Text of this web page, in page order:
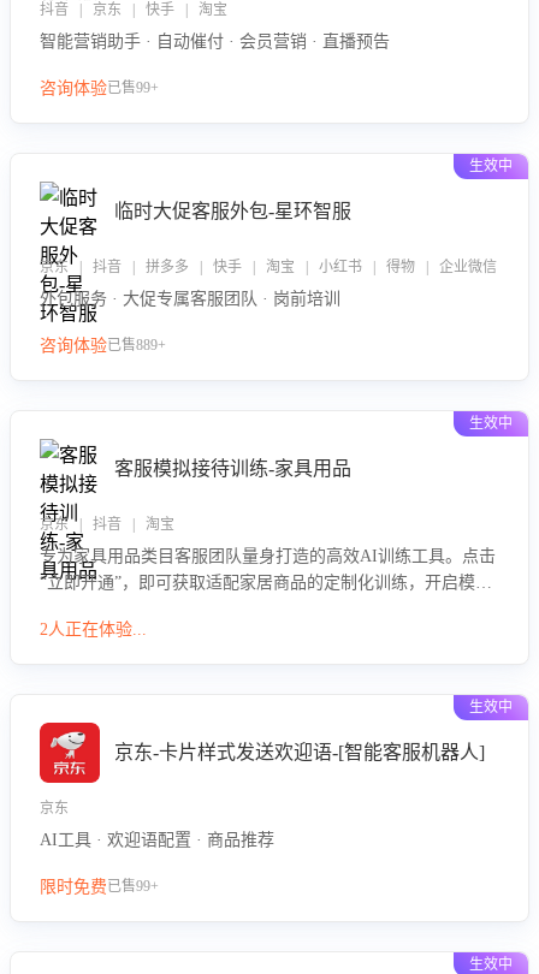
抖音 | 京东 | 快手 | 淘宝
智能营销助手 · 自动催付 · 会员营销 · 直播预告
咨询体验已售99+
生效中
临时大促客服外包-星环智服
京东 | 抖音 | 拼多多 | 快手 | 淘宝 | 小红书 | 得物 | 企业微信
外包服务 · 大促专属客服团队 · 岗前培训
咨询体验已售889+
生效中
客服模拟接待训练-家具用品
京东 | 抖音 | 淘宝
专为家具用品类目客服团队量身打造的高效AI训练工具。点击
“立即开通”，即可获取适配家居商品的定制化训练，开启模拟
参数咨询等高频场景下的专业应对能力。
2人正在体验...
生效中
京东-卡片样式发送欢迎语-[智能客服机器人]
京东
AI工具 · 欢迎语配置 · 商品推荐
限时免费已售99+
生效中